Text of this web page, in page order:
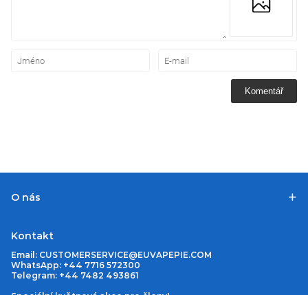
Komentář
O nás
Kontakt
Email: CUSTOMERSERVICE@EUVAPEPIE.COM
WhatsApp: +44 7716 572300
Telegram: +44 7482 493861